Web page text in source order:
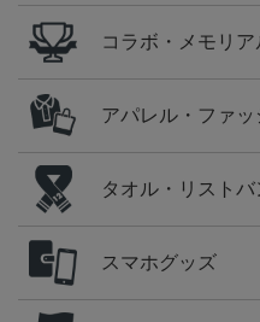
コラボ・メモリ
アパレル・ファ
タオル・リストバ
スマホグッズ